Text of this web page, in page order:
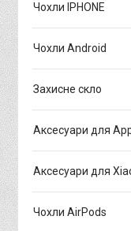
Чохли IPHONE
Чохли Android
Захисне скло
Аксесуари для
Аксесуари для
Чохли AirPods